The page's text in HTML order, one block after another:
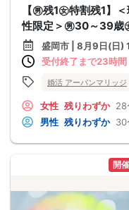
【㊚残1㊛特割残1】
性限定＞㊚30～39歳
盛岡市 | 8月9日(日)
受付終了まで23時間
婚活 アーバンマリッジ
女性 残りわずか 28
男性 残りわずか 30
開